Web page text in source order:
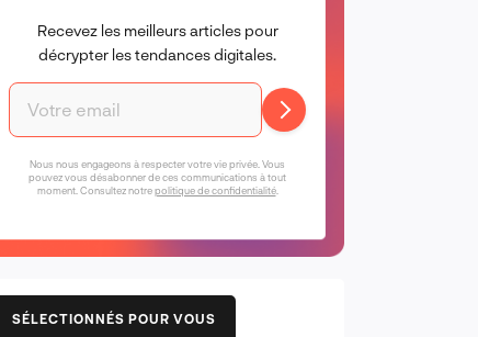
Recevez les meilleurs articles pour
décrypter les tendances digitales.
Nous nous engageons à respecter votre vie privée. Vous
pouvez vous désabonner de ces communications à tout
moment. Consultez notrepolitique de confidentialité.
SÉLECTIONNÉS POUR VOUS